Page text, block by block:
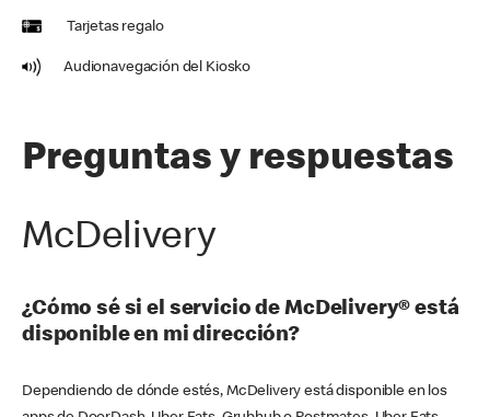
Tarjetas regalo
Audionavegación del Kiosko
Preguntas y respuestas
McDelivery
¿Cómo sé si el servicio de McDelivery® está
disponible en mi dirección?
Dependiendo de dónde estés, McDelivery está disponible en los